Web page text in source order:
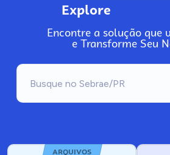
Explore
Encontre a solução que
e Transforme Seu
ARQUIVOS